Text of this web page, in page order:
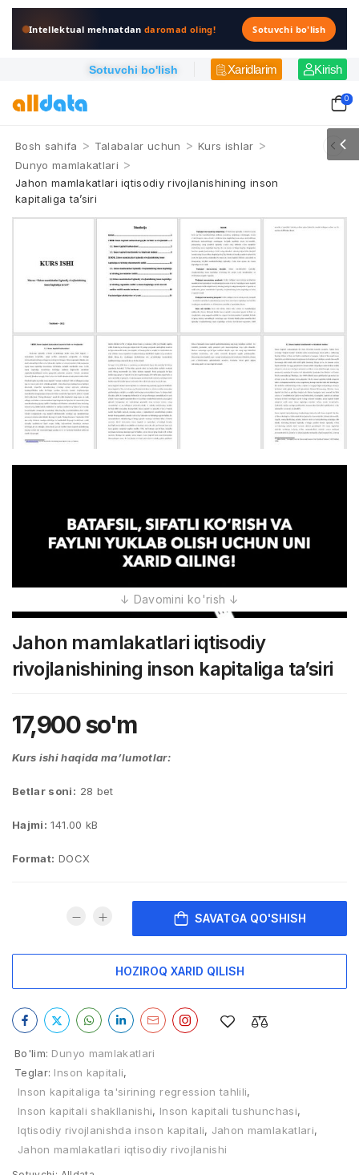
Intellektual mehnatdandaromad oling! Sotuvchi bo'lish
Sotuvchi bo'lish Xaridlarim Kirish
0
Bosh sahifa > Talabalar uchun > Kurs ishlar >
Dunyo mamlakatlari >
Jahon mamlakatlari iqtisodiy rivojlanishining inson
kapitaliga ta’siri
Jahon mamlakatlari iqtisodiy
rivojlanishining inson kapitaliga ta’siri
17,900so'm
Kurs ishi haqida ma’lumotlar:
Betlar soni: 28 bet
Hajmi: 141.00 kB
Format: DOCX
SAVATGA QO'SHISH
HOZIROQ XARID QILISH
Bo'lim: Dunyo mamlakatlari
Teglar: Inson kapitali,
Inson kapitaliga ta'sirining regression tahlili,
Inson kаpitаli shakllanishi, Inson kаpitаli tushunchаsi,
Iqtisodiy rivojlanishda inson kapitali, Jahon mamlakatlari,
Jahon mamlakatlari iqtisodiy rivojlanishi